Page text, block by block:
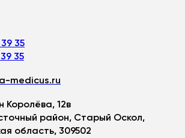
35
35
medicus.ru
Королёва, 12в
район, Старый Оскол,
область, 309502